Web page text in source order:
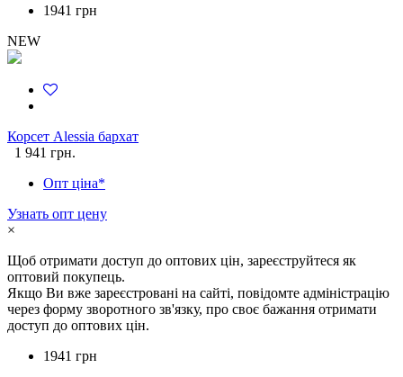
1941 грн
NEW
Корсет Alessia бархат
1 941 грн.
Опт ціна*
Узнать опт цену
×
Щоб отримати доступ до оптових цін, зареєструйтеся як
оптовий покупець.
Якщо Ви вже зареєстровані на сайті, повідомте адміністрацію
через форму зворотного зв'язку, про своє бажання отримати
доступ до оптових цін.
1941 грн